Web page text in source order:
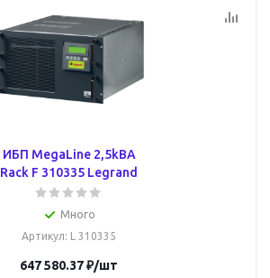
ИБП MegaLine 2,5kВА
Rack F 310335 Legrand
Много
Артикул: L 310335
647 580.37₽/шт